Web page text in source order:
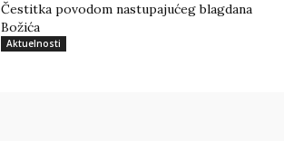
Čestitka povodom nastupajućeg blagdana
Božića
Aktuelnosti